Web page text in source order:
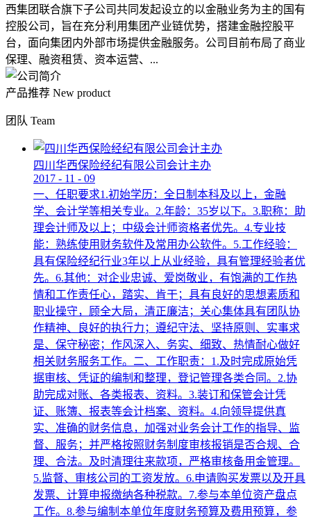
西集团联合旗下子公司共同发起设立的以金融业务为主的国有
控股公司，旨在充分利用集团产业链优势，搭建金融控股平
台，面向集团内外部市场提供金融服务。公司目前布局了商业
保理、融资租赁、资本运营、...
产品推荐 New product
团队 Team
四川华西保险经纪有限公司会计主办
2017 - 11 - 09
一、任职要求1.初始学历：全日制本科及以上，金融
学、会计学等相关专业。2.年龄：35岁以下。3.职称：助
理会计师及以上；中级会计师资格者优先。4.专业技
能：熟练使用财务软件及常用办公软件。5.工作经验：
具有保险经纪行业3年以上从业经验，具有管理经验者优
先。6.其他：对企业忠诚、爱岗敬业，有饱满的工作热
情和工作责任心，踏实、肯干；具有良好的思想素质和
职业操守，顾全大局，清正廉洁；关心集体具有团队协
作精神、良好的执行力；遵纪守法、坚持原则、实事求
是、保守秘密；作风深入、务实、细致、热情耐心做好
相关财务服务工作。二、工作职责：1.及时完成原始凭
据审核、凭证的编制和整理，登记管理各类合同。2.协
助完成对账、各类报表、资料。3.装订和保管会计凭
证、账簿、报表等会计档案、资料。4.向领导提供真
实、准确的财务信息，加强对业务会计工作的指导、监
督、服务；并严格按照财务制度审核报销是否合规、合
理、合法。及时清理往来款项，严格审核备用金管理。
5.监督、审核公司的工资发放。6.申请购买发票以及开具
发票、计算申报缴纳各种税款。7.参与本单位资产盘点
工作。8.参与编制本单位年度财务预算及费用预算，参